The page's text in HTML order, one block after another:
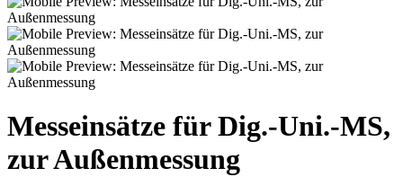
Messeinsätze für Dig.-Uni.-MS,
zur Außenmessung